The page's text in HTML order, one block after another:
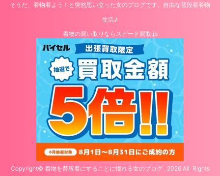
そうだ、着物着よう！と突然思い立った女のブログです。自由な普段着着物
生活♪
着物の買い取りならスピード買取.jp
Copyright© 着物を普段着にすることに憧れる女のブログ , 2026 All Rights